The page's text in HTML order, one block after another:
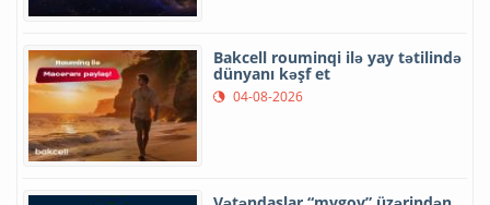
Bakcell rouminqi ilə yay tətilində
dünyanı kəşf et
04-08-2026